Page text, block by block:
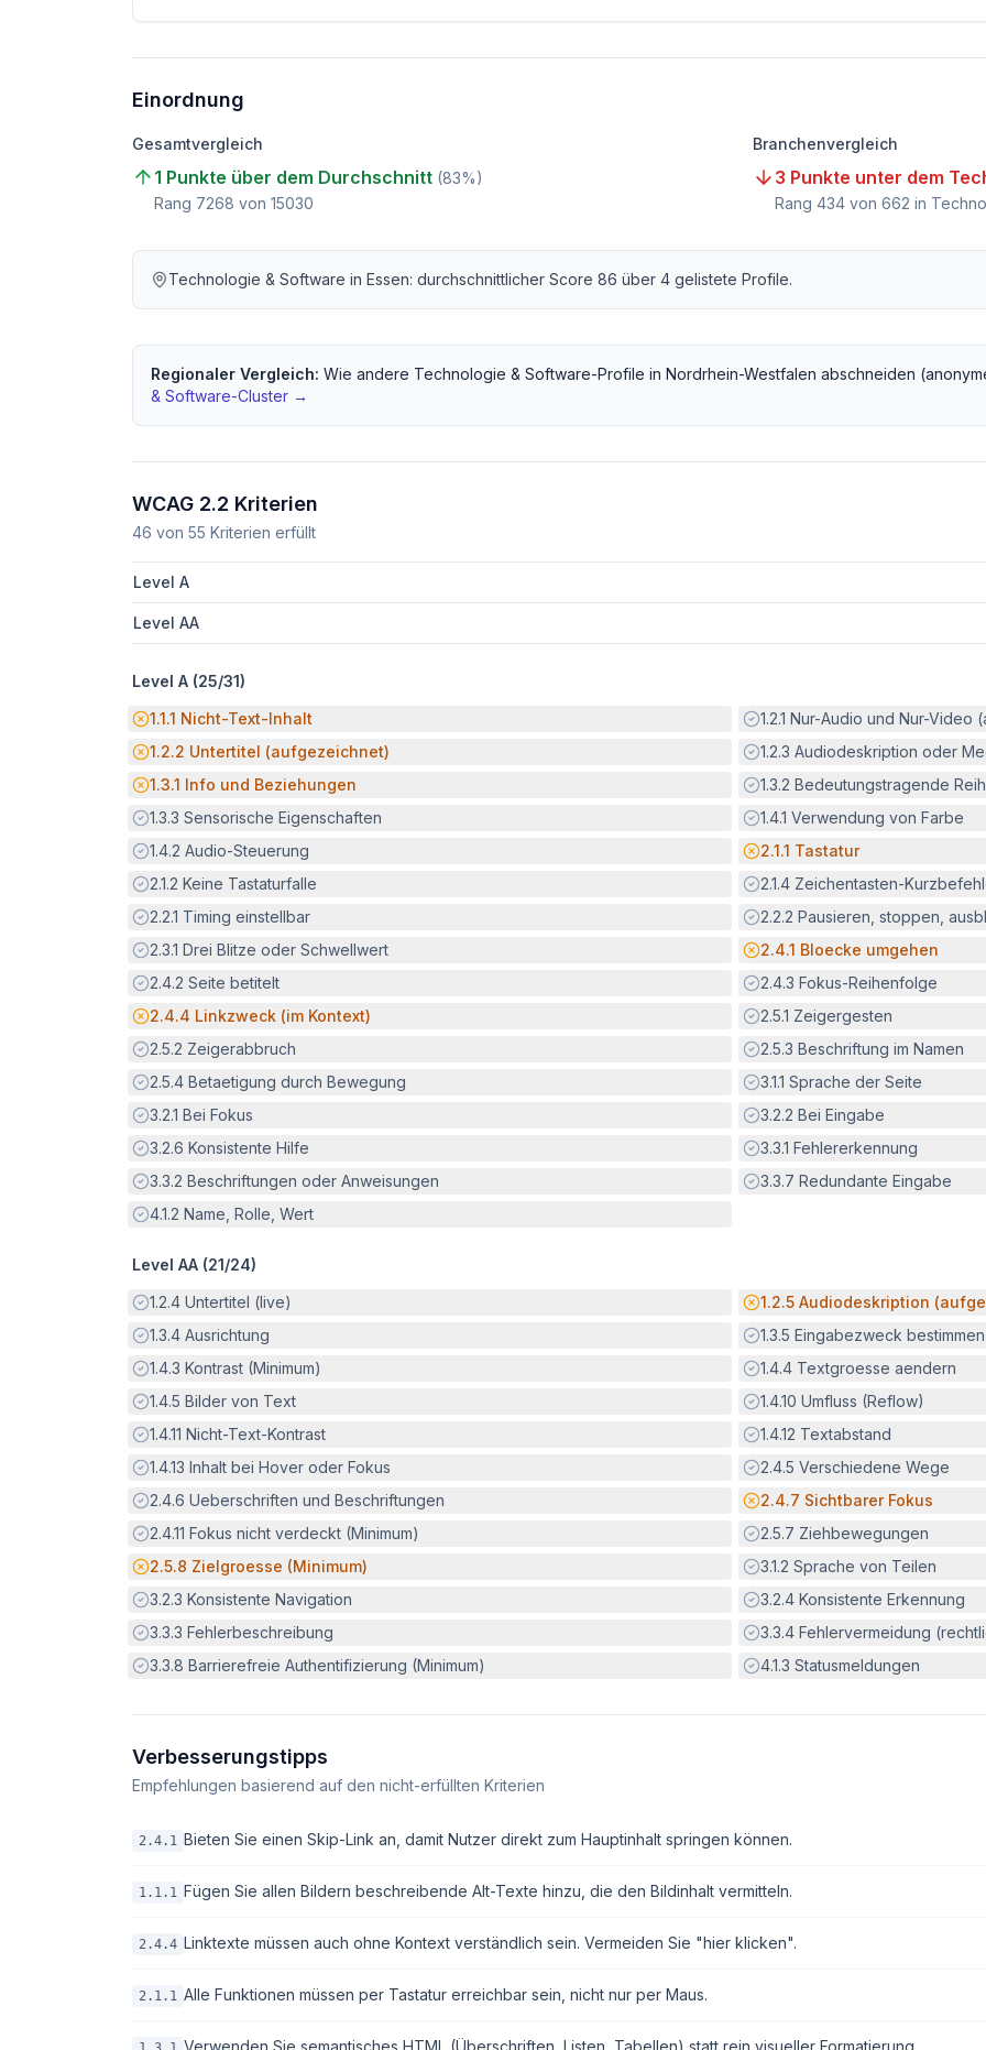
Einordnung
Gesamtvergleich
1 Punkte über dem Durchschnitt (83%)
Rang 7268 von 15030
Branchenvergleich
3 Punkte unter dem
Rang 434 von 662 in
Technologie & Software in Essen: durchschnittlicher Score 86 über 4 gelistete Profile.
Regionaler Vergleich: Wie andere Technologie & Software-Profile in Nordrhein-Westfalen abschneiden
& Software-Cluster →
WCAG 2.2 Kriterien
46 von 55 Kriterien erfüllt
Level A
Level AA
Level A (25/31)
Potenzielle Barriere:
1.1.1 Nicht-Text-Inhalt Erfüllt:
1.2.1 Nur-Audio und Nur-Video
Potenzielle Barriere:
1.2.2 Untertitel (aufgezeichnet) Erfüllt:
1.2.3 Audiodeskription oder
Potenzielle Barriere:
1.3.1 Info und Beziehungen Erfüllt:
1.3.2 Bedeutungstragende
Erfüllt:
1.3.3 Sensorische Eigenschaften Erfüllt:
1.4.1 Verwendung von Farbe
Erfüllt:
1.4.2 Audio-Steuerung Potenzielle Barriere:
2.1.1 Tastatur
Erfüllt:
2.1.2 Keine Tastaturfalle Erfüllt:
2.1.4 Zeichentasten-
Erfüllt:
2.2.1 Timing einstellbar Erfüllt:
2.2.2 Pausieren, stoppen,
Erfüllt:
2.3.1 Drei Blitze oder Schwellwert Potenzielle Barriere:
2.4.1 Bloecke umgehen
Erfüllt:
2.4.2 Seite betitelt Erfüllt:
2.4.3 Fokus-Reihenfolge
Potenzielle Barriere:
2.4.4 Linkzweck (im Kontext) Erfüllt:
2.5.1 Zeigergesten
Erfüllt:
2.5.2 Zeigerabbruch Erfüllt:
2.5.3 Beschriftung im Namen
Erfüllt:
2.5.4 Betaetigung durch Bewegung Erfüllt:
3.1.1 Sprache der Seite
Erfüllt:
3.2.1 Bei Fokus Erfüllt:
3.2.2 Bei Eingabe
Erfüllt:
3.2.6 Konsistente Hilfe Erfüllt:
3.3.1 Fehlererkennung
Erfüllt:
3.3.2 Beschriftungen oder Anweisungen Erfüllt:
3.3.7 Redundante Eingabe
Erfüllt:
4.1.2 Name, Rolle, Wert
Level AA (21/24)
Erfüllt:
1.2.4 Untertitel (live) Potenzielle Barriere:
1.2.5 Audiodeskription
Erfüllt:
1.3.4 Ausrichtung Erfüllt:
1.3.5 Eingabezweck bestimmen
Erfüllt:
1.4.3 Kontrast (Minimum) Erfüllt:
1.4.4 Textgroesse aendern
Erfüllt:
1.4.5 Bilder von Text Erfüllt:
1.4.10 Umfluss (Reflow)
Erfüllt:
1.4.11 Nicht-Text-Kontrast Erfüllt:
1.4.12 Textabstand
Erfüllt:
1.4.13 Inhalt bei Hover oder Fokus Erfüllt:
2.4.5 Verschiedene Wege
Erfüllt:
2.4.6 Ueberschriften und Beschriftungen Potenzielle Barriere:
2.4.7 Sichtbarer Fokus
Erfüllt:
2.4.11 Fokus nicht verdeckt (Minimum) Erfüllt:
2.5.7 Ziehbewegungen
Potenzielle Barriere:
2.5.8 Zielgroesse (Minimum) Erfüllt:
3.1.2 Sprache von Teilen
Erfüllt:
3.2.3 Konsistente Navigation Erfüllt:
3.2.4 Konsistente Erkennung
Erfüllt:
3.3.3 Fehlerbeschreibung Erfüllt:
3.3.4 Fehlervermeidung
Erfüllt:
3.3.8 Barrierefreie Authentifizierung (Minimum) Erfüllt:
4.1.3 Statusmeldungen
Verbesserungstipps
Empfehlungen basierend auf den nicht-erfüllten Kriterien
2.4.1 Bieten Sie einen Skip-Link an, damit Nutzer direkt zum Hauptinhalt springen können.
1.1.1 Fügen Sie allen Bildern beschreibende Alt-Texte hinzu, die den Bildinhalt vermitteln.
2.4.4 Linktexte müssen auch ohne Kontext verständlich sein. Vermeiden Sie "hier klicken".
2.1.1 Alle Funktionen müssen per Tastatur erreichbar sein, nicht nur per Maus.
Verwenden Sie semantisches HTML (Überschriften, Listen, Tabellen) statt rein visueller Formatierung.